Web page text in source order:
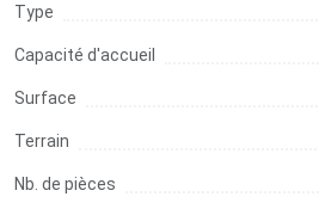
Type
Capacité d'accueil
Surface
Terrain
Nb. de pièces